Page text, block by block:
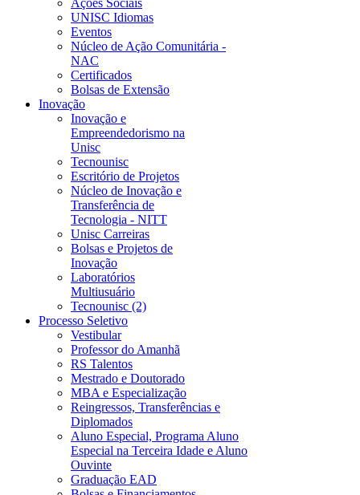
Ações Sociais
UNISC Idiomas
Eventos
Núcleo de Ação Comunitária -
NAC
Certificados
Bolsas de Extensão
Inovação
Inovação e
Empreendedorismo na
Unisc
Tecnounisc
Escritório de Projetos
Núcleo de Inovação e
Transferência de
Tecnologia - NITT
Unisc Carreiras
Bolsas e Projetos de
Inovação
Laboratórios
Multiusuário
Tecnounisc (2)
Processo Seletivo
Vestibular
Professor do Amanhã
RS Talentos
Mestrado e Doutorado
MBA e Especialização
Reingressos, Transferências e
Diplomados
Aluno Especial, Programa Aluno
Especial na Terceira Idade e Aluno
Ouvinte
Graduação EAD